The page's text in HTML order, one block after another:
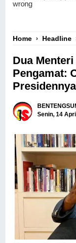
Home › Headline
Dua
Pengamat:
Senin, 14